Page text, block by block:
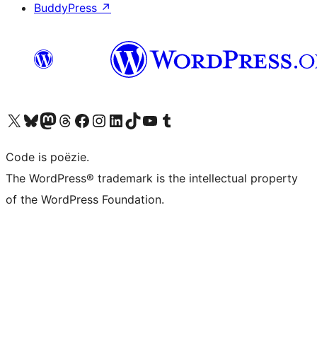
BuddyPress ↗
Bezoek ons X (voorheen Twitter) account
Bezoek ons Bluesky account
Bezoek ons Mastodon account
Bezoek ons Threads account
Onze Facebook pagina bezoeken
Bezoek ons Instagram account
Bezoek ons LinkedIn account
Bezoek ons TikTok account
Bezoek ons YouTube kanaalBezoek ons Tumblr account
Code is poëzie.
The WordPress® trademark is the intellectual property
of the WordPress Foundation.